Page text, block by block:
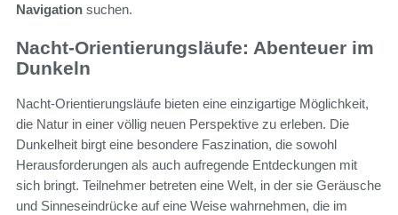
Navigation suchen.
Nacht-Orientierungsläufe: Abenteuer im
Dunkeln
Nacht-Orientierungsläufe bieten eine einzigartige Möglichkeit,
die Natur in einer völlig neuen Perspektive zu erleben. Die
Dunkelheit birgt eine besondere Faszination, die sowohl
Herausforderungen als auch aufregende Entdeckungen mit
sich bringt. Teilnehmer betreten eine Welt, in der sie Geräusche
und Sinneseindrücke auf eine Weise wahrnehmen, die im